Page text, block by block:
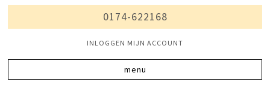
0174-622168
INLOGGEN MIJN ACCOUNT